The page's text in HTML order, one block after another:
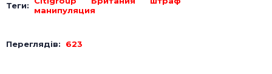
Теги: манипуляция
Переглядів: 623